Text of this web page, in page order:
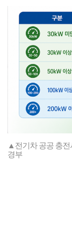
▲전기차 공공 충전
경부